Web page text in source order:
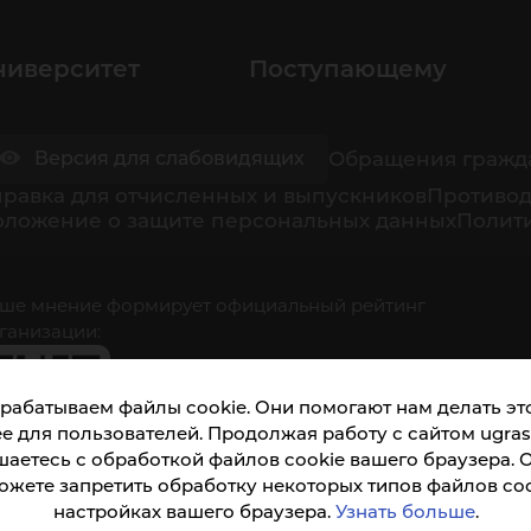
файлы cookie. Они помогают нам делать
для пользователей. Продолжая работу с сайтом
с обработкой файлов cookie вашего браузера.
запретить обработку некоторых типов файлов
настройках вашего браузера. Узнать больше.
Поступающему
мнение формирует официальный рейтинг
доступна по QR-коду, а так же по прямой